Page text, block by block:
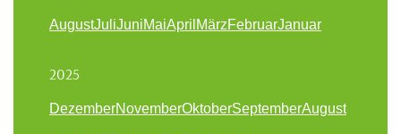
AugustJuliJuniMaiApril MärzFebruarJanuar
2025
DezemberNovemberOktoberSeptemberAugust